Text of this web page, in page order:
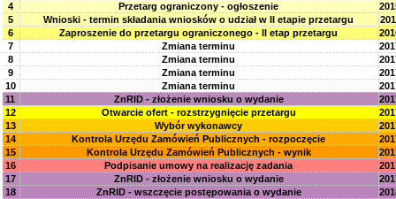
4
Przetarg ograniczony - ogłoszenie
5
Wnioski - termin składania wniosków o udział w II etapie przetargu
6
Zaproszenie do przetargu ograniczonego - II etap przetargu
7
Zmiana terminu
8
Zmiana terminu
9
Zmiana terminu
10
Zmiana terminu
11
ZnRID - złożenie wniosku o wydanie
12
Otwarcie ofert - rozstrzygnięcie przetargu
13
Wybór wykonawcy
14
Kontrola Urzędu Zamówień Publicznych - rozpoczęcie
15
Kontrola Urzędu Zamówień Publicznych - wynik
16
Podpisanie umowy na realizację zadania
17
ZnRID - złożenie wniosku o wydanie
18
ZnRID - wszczęcie postępowania o wydanie